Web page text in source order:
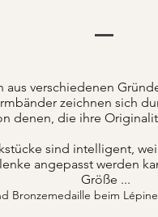
aus verschiedenen
zeichnen sich
denen, die ihre
sind intelligent,
angepasst werden
Größe ...
Bronzemedaille beim